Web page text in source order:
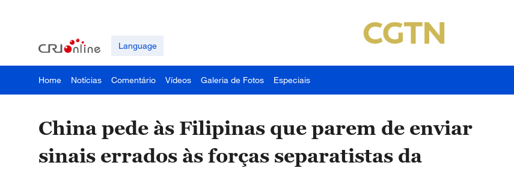
Language
Home Notícias Comentário Vídeos Galeria de Fotos Especiais
China pede às Filipinas que parem de enviar
sinais errados às forças separatistas da